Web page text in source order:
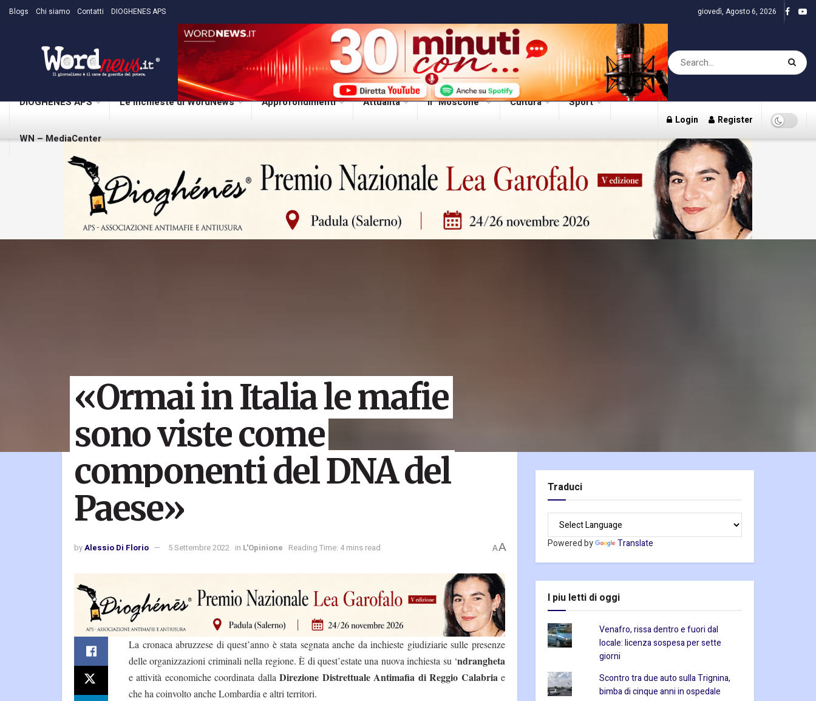
Blogs Chi siamo Contatti DIOGHENES APS giovedì, Agosto 6, 2026
DIOGHENES APS Le inchieste di WordNews Approfondimenti Attualità Il “Moscone” Cultura Sport
WN – MediaCenter
Login Register
«Ormai in Italia le mafie
sono viste come
componenti del DNA del
Paese»
byAlessio Di Florio 5 Settembre 2022 in L'Opinione Reading Time: 4 mins read AA
La cronaca abruzzese di quest’anno è stata segnata anche da inchieste giudiziarie sulle presenze
delle organizzazioni criminali nella regione. È di quest’estate una nuova inchiesta su ‘ndrangheta
e attività economiche coordinata dallaDirezione Distrettuale Antimafia di Reggio Calabriae
che ha coinvolto anche Lombardia e altri territori.
Traduci
Powered by Translate
I piu letti di oggi
Venafro, rissa dentro e fuori dal
locale: licenza sospesa per sette
giorni
Scontro tra due auto sulla Trignina,
bimba di cinque anni in ospedale